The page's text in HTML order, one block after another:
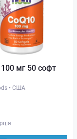
100 мг 50 софт
• США